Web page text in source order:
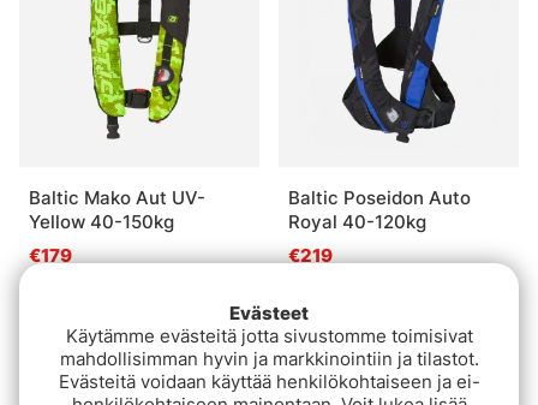
Baltic Mako Aut UV-
Yellow 40-150kg
€179
Baltic Poseidon Auto
Royal 40-120kg
€219
Evästeet
Käytämme evästeitä jotta sivustomme toimisivat
mahdollisimman hyvin ja markkinointiin ja tilastot.
Evästeitä voidaan käyttää henkilökohtaiseen ja ei-